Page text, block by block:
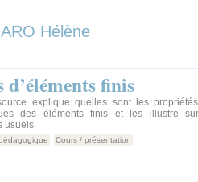
Hélène
d’éléments finis
explique quelles sont les
des éléments finis et les illustre
usuels
Cours / présentation